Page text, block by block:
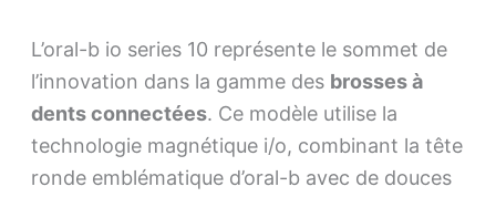
L’oral-b io series 10 représente le sommet de
l’innovation dans la gamme des brosses à
dents connectées. Ce modèle utilise la
technologie magnétique i/o, combinant la tête
ronde emblématique d’oral-b avec de douces